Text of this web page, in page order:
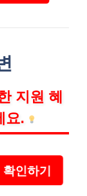
지원 혜
요.
인하기